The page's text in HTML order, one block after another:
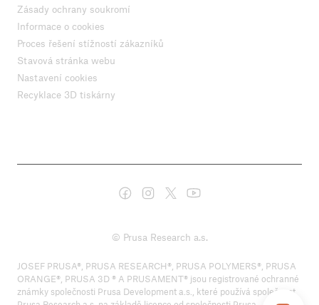
Zásady ochrany soukromí
Informace o cookies
Proces řešení stížností zákazníků
Stavová stránka webu
Nastavení cookies
Recyklace 3D tiskárny
© Prusa Research a.s.
JOSEF PRUSA®, PRUSA RESEARCH®, PRUSA POLYMERS®, PRUSA
ORANGE®, PRUSA 3D ® A PRUSAMENT® jsou registrované ochranné
známky společnosti Prusa Development a.s., které používá společnost